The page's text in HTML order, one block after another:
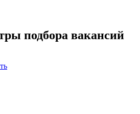
подбора вакансий